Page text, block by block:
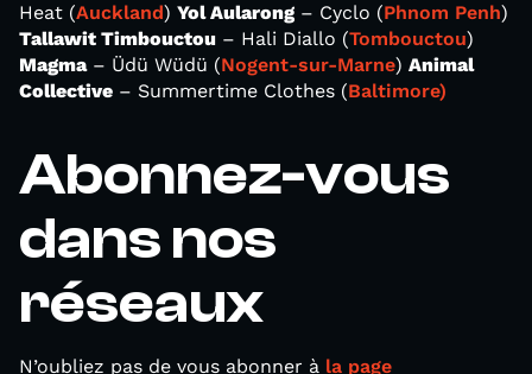
Heat (Auckland) Yol Aularong – Cyclo (Phnom Penh)
Tallawit Timbouctou – Hali Diallo (Tombouctou)
Magma– Üdü Wüdü (Nogent-sur-Marne) Animal
Collective – Summertime Clothes (Baltimore)
Abonnez-vous
dans nos
réseaux
N’oubliez pas de vous abonner à la page